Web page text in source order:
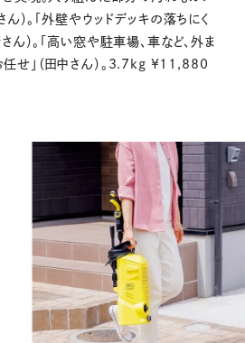
ん）。「外壁やウッドデッキの落ちにく
ん）。「高い窓や駐車場、車など、外ま
せ」（田中さん）。3.7kg ¥11,880